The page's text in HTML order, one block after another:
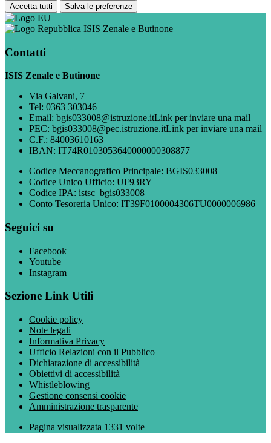
Accetta tutti Salva le preferenze
ISIS Zenale e Butinone
Contatti
ISIS Zenale e Butinone
Via Galvani, 7
Tel: 0363 303046
Email: bgis033008@istruzione.itLink per inviare una mail
PEC: bgis033008@pec.istruzione.itLink per inviare una mail
C.F.: 84003610163
IBAN: IT74R0103053640000000308877
Codice Meccanografico Principale: BGIS033008
Codice Unico Ufficio: UF93RY
Codice IPA: istsc_bgis033008
Conto Tesoreria Unico: IT39F0100004306TU0000006986
Seguici su
Facebook
Youtube
Instagram
Sezione Link Utili
Cookie policy
Note legali
Informativa Privacy
Ufficio Relazioni con il Pubblico
Dichiarazione di accessibilità
Obiettivi di accessibilità
Whistleblowing
Gestione consensi cookie
Amministrazione trasparente
Pagina visualizzata 1331 volte